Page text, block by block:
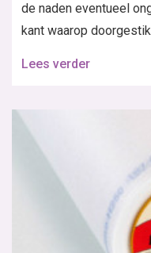
de naden eventueel
kant waarop
Lees verder